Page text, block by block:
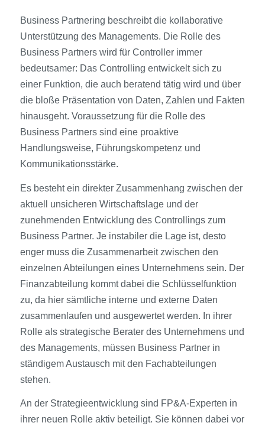
Business Partnering beschreibt die kollaborative
Unterstützung des Managements. Die Rolle des
Business Partners wird für Controller immer
bedeutsamer: Das Controlling entwickelt sich zu
einer Funktion, die auch beratend tätig wird und über
die bloße Präsentation von Daten, Zahlen und Fakten
hinausgeht. Voraussetzung für die Rolle des
Business Partners sind eine proaktive
Handlungsweise, Führungskompetenz und
Kommunikationsstärke.
Es besteht ein direkter Zusammenhang zwischen der
aktuell unsicheren Wirtschaftslage und der
zunehmenden Entwicklung des Controllings zum
Business Partner. Je instabiler die Lage ist, desto
enger muss die Zusammenarbeit zwischen den
einzelnen Abteilungen eines Unternehmens sein. Der
Finanzabteilung kommt dabei die Schlüsselfunktion
zu, da hier sämtliche interne und externe Daten
zusammenlaufen und ausgewertet werden. In ihrer
Rolle als strategische Berater des Unternehmens und
des Managements, müssen Business Partner in
ständigem Austausch mit den Fachabteilungen
stehen.
An der Strategieentwicklung sind FP&A-Experten in
ihrer neuen Rolle aktiv beteiligt. Sie können dabei vor